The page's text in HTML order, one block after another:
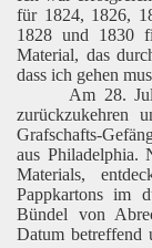
für 1824, 1826,
1828 und 1830
Material, das
dass ich gehen
Am 28.
zurückzukehren
Grafschafts-
aus Philadelphia.
Materials,
Pappkartons im
Bündel von
Datum betreffend